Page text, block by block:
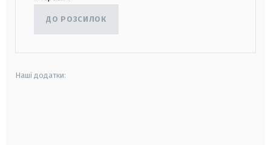
ДО РОЗСИЛОК
Наші додатки: